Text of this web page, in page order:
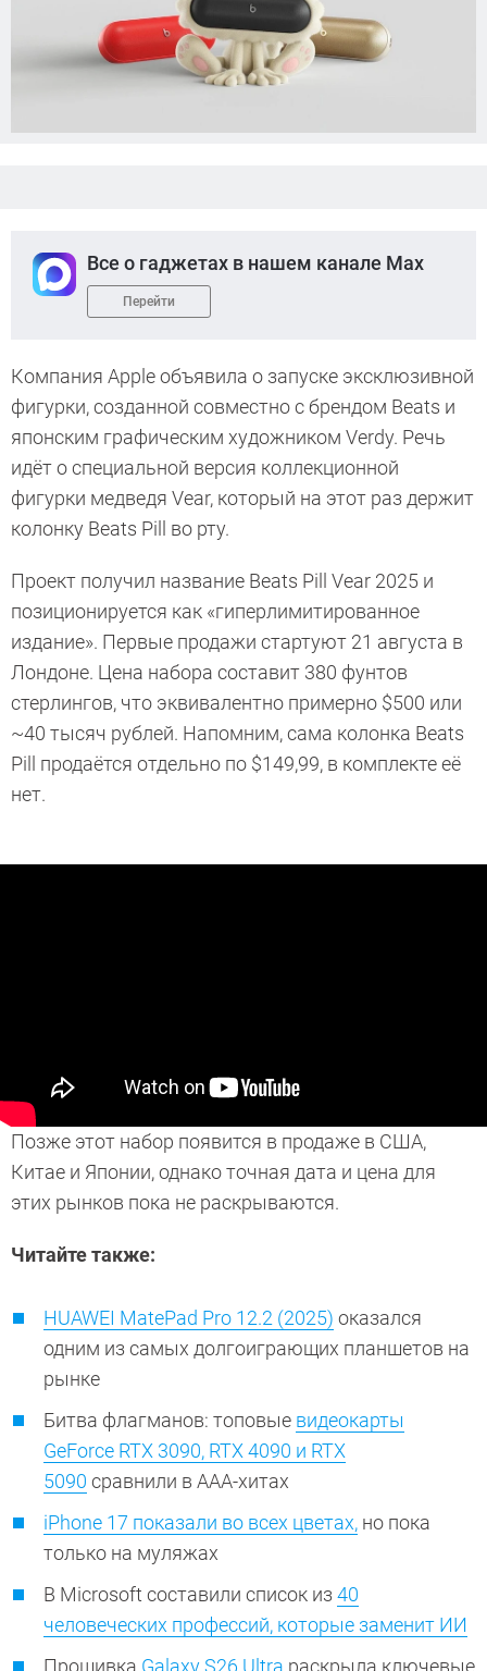
Все о гаджетах в нашем канале Max
Перейти
Компания Apple объявила о запуске эксклюзивной
фигурки, созданной совместно с брендом Beats и
японским графическим художником Verdy. Речь
идёт о специальной версия коллекционной
фигурки медведя Vear, который на этот раз держит
колонку Beats Pill во рту.
Проект получил название Beats Pill Vear 2025 и
позиционируется как «гиперлимитированное
издание». Первые продажи стартуют 21 августа в
Лондоне. Цена набора составит 380 фунтов
стерлингов, что эквивалентно примерно $500 или
~40 тысяч рублей. Напомним, сама колонка Beats
Pill продаётся отдельно по $149,99, в комплекте её
нет.
Позже этот набор появится в продаже в США,
Китае и Японии, однако точная дата и цена для
этих рынков пока не раскрываются.
Читайте также:
HUAWEI MatePad Pro 12.2 (2025) оказался
одним из самых долгоиграющих планшетов на
рынке
Битва флагманов: топовые видеокарты
GeForce RTX 3090, RTX 4090 и RTX
5090 сравнили в ААА-хитах
iPhone 17 показали во всех цветах, но пока
только на муляжах
В Microsoft составили список из 40
человеческих профессий, которые заменит ИИ
Прошивка Galaxy S26 Ultra раскрыла ключевые